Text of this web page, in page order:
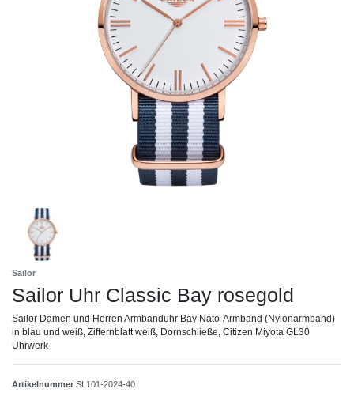
Sailor
Sailor Uhr Classic Bay rosegold
Sailor Damen und Herren Armbanduhr Bay Nato-Armband (Nylonarmband)
in blau und weiß, Ziffernblatt weiß, Dornschließe, Citizen Miyota GL30
Uhrwerk
Artikelnummer SL101-2024-40